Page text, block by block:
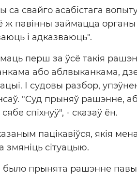
свайго асабістага
ж павінны займацца
і адказваюць".
перш за ўсё такія
або аблвыканкама,
І судовы разбор,
"Суд прыняў рашэнне,
спіхнуў", - сказаў ён.
пацікавіўся, якія
змяніць сітуацыю.
было прынята рашэнне